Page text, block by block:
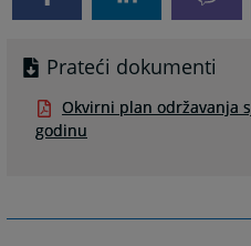
Prateći dokumenti
Okvirni plan održavanja
godinu